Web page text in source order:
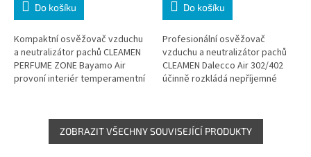
Do košíku
Kompaktní osvěžovač vzduchu
a neutralizátor pachů CLEAMEN
PERFUME ZONE Bayamo Air
provoní interiér temperamentní
Praktické...
Do košíku
Profesionální osvěžovač
vzduchu a neutralizátor pachů
CLEAMEN Dalecco Air 302/402
účinně rozkládá nepříjemné
Koncentrované složení...
ZOBRAZIT VŠECHNY SOUVISEJÍCÍ PRODUKTY